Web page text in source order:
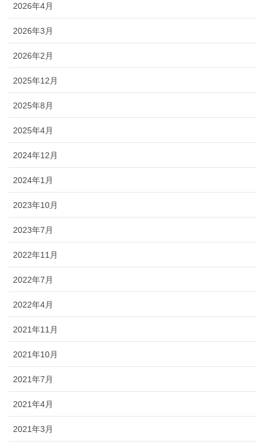
2026年4月
2026年3月
2026年2月
2025年12月
2025年8月
2025年4月
2024年12月
2024年1月
2023年10月
2023年7月
2022年11月
2022年7月
2022年4月
2021年11月
2021年10月
2021年7月
2021年4月
2021年3月